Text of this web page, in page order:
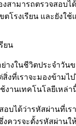
สามารถตรวจสอ
โรงเรียน และยังใ
รียน
ในชีวิตประจำวัน
งที่เราจะมองข้าม
งานเทคโนโลยีเหล่
ว่ารหัสผ่านที่เรา
ซึ่งควรจะตั้งรหัสผ่